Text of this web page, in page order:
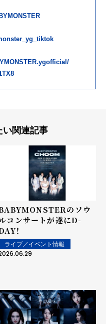
い関連記事
のソウ
コンサートが遂にD-
！
ライブ／イベント情報